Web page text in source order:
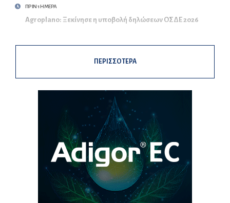
ΠΡΙΝ 1 ΗΜΕΡΑ
Agroplano: Ξεκίνησε η υποβολή δηλώσεων ΟΣΔΕ 2026
ΠΕΡΙΣΣΟΤΕΡΑ